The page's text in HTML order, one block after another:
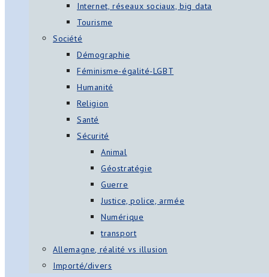
Internet, réseaux sociaux, big data
Tourisme
Société
Démographie
Féminisme-égalité-LGBT
Humanité
Religion
Santé
Sécurité
Animal
Géostratégie
Guerre
Justice, police, armée
Numérique
transport
Allemagne, réalité vs illusion
Importé/divers